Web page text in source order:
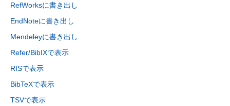
RefWorksに書き出し
EndNoteに書き出し
Mendeleyに書き出し
Refer/BibIXで表示
RISで表示
BibTeXで表示
TSVで表示